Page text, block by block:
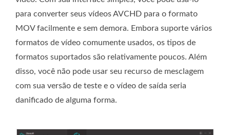
para converter seus vídeos AVCHD para o formato
MOV facilmente e sem demora. Embora suporte vários
formatos de vídeo comumente usados, os tipos de
formatos suportados são relativamente poucos. Além
disso, você não pode usar seu recurso de mesclagem
com sua versão de teste e o vídeo de saída seria
danificado de alguma forma.